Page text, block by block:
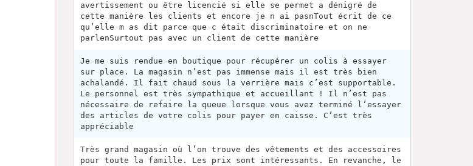
avertissement ou être licencié si elle se permet a dénigré de
cette manière les clients et encore je n ai pasnTout écrit de ce
qu’elle m as dit parce que c était discriminatoire et on ne
parlenSurtout pas avec un client de cette manière
Je me suis rendue en boutique pour récupérer un colis à essayer
sur place. La magasin n’est pas immense mais il est très bien
achalandé. Il fait chaud sous la verrière mais c’est supportable.
Le personnel est très sympathique et accueillant ! Il n’est pas
nécessaire de refaire la queue lorsque vous avez terminé l’essayer
des articles de votre colis pour payer en caisse. C’est très
appréciable
Très grand magasin où l’on trouve des vêtements et des accessoires
pour toute la famille. Les prix sont intéressants. En revanche, le